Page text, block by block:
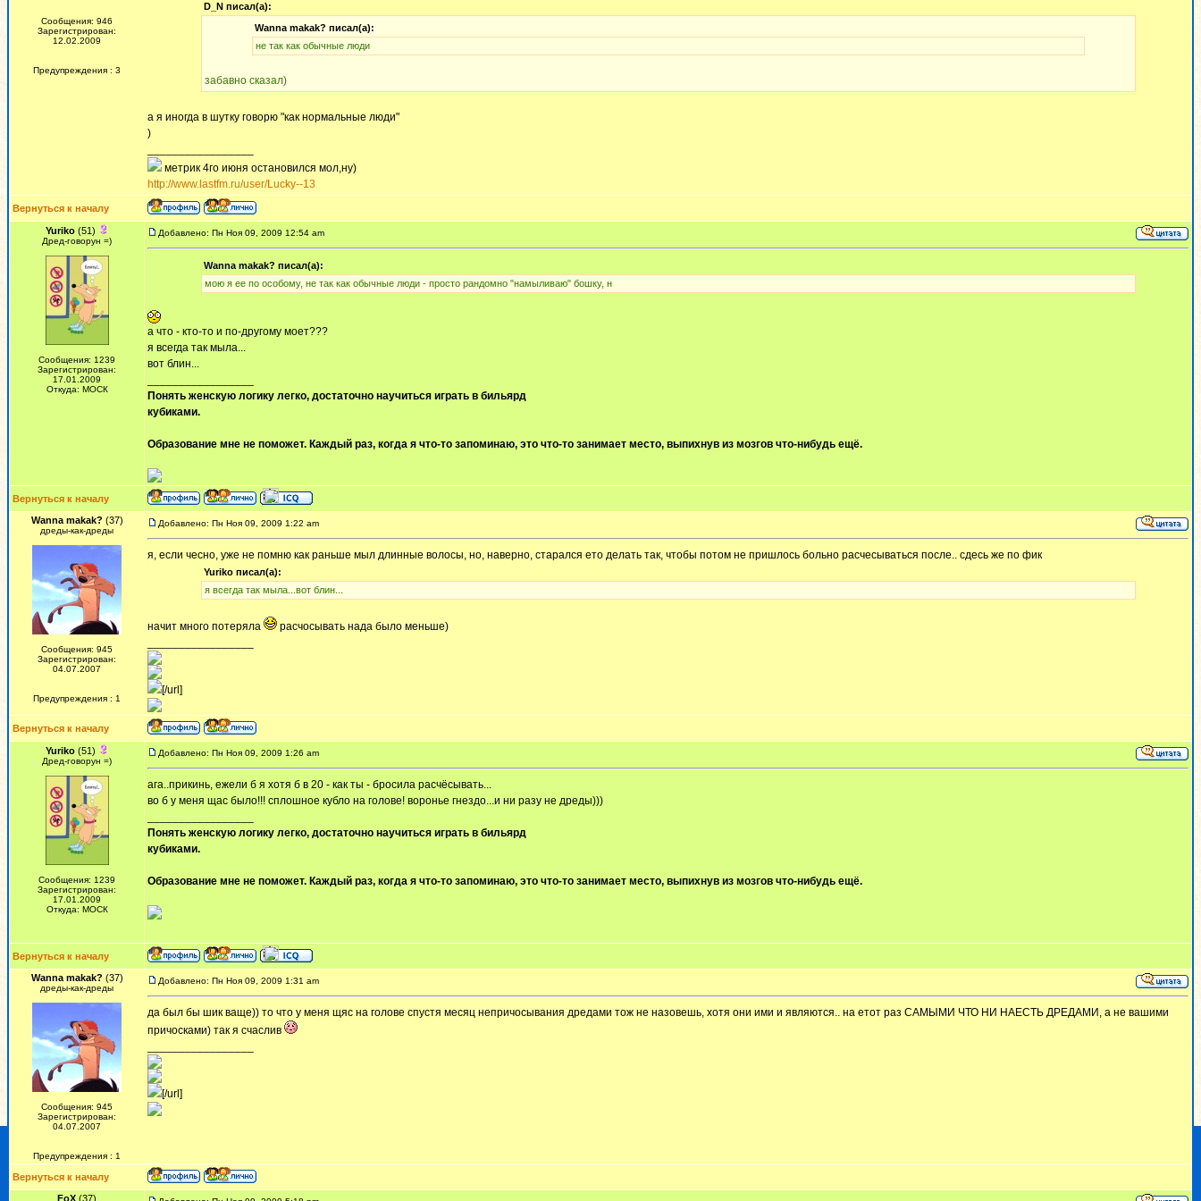
Сообщения: 946
Зарегистрирован:
12.02.2009
Предупреждения : 3
D_N писал(а):
Wanna makak? писал(а):
не так как обычные люди
забавно сказал)
а я иногда в шутку говорю "как нормальные люди"
)
метрик 4го июня остановился мол,ну)
http://www.lastfm.ru/user/Lucky--13
Вернуться к началу
Yuriko (51)
Дред-говорун =)
Сообщения: 1239
Зарегистрирован:
17.01.2009
Откуда: МОСК
Добавлено: Пн Ноя 09, 2009 12:54 am
Wanna makak? писал(а):
мою я ее по особому, не так как обычные люди - просто рандомно "намыливаю" бошку, н
а что - кто-то и по-другому моет???
я всегда так мыла...
вот блин...
Понять женскую логику легко, достаточно научиться играть в бильярд
кубиками.
Образование мне не поможет. Каждый раз, когда я что-то запоминаю, это что-то занимает место, выпихнув из мозгов что-нибудь ещё.
Вернуться к началу
Wanna makak? (37)
дреды-как-дреды
Сообщения: 945
Зарегистрирован:
04.07.2007
Предупреждения : 1
Добавлено: Пн Ноя 09, 2009 1:22 am
я, если чесно, уже не помню как раньше мыл длинные волосы, но, наверно, старался ето делать так, чтобы потом не пришлось больно расчесываться после.. сдесь же по фик
Yuriko писал(а):
я всегда так мыла...вот блин...
начит много потеряла
расчосывать нада было меньше)
[/url]
Вернуться к началу
Yuriko (51)
Дред-говорун =)
Сообщения: 1239
Зарегистрирован:
17.01.2009
Откуда: МОСК
Добавлено: Пн Ноя 09, 2009 1:26 am
ага..прикинь, ежели б я хотя б в 20 - как ты - бросила расчёсывать...
во б у меня щас было!!! сплошное кубло на голове! воронье гнездо...и ни разу не дреды)))
Понять женскую логику легко, достаточно научиться играть в бильярд
кубиками.
Образование мне не поможет. Каждый раз, когда я что-то запоминаю, это что-то занимает место, выпихнув из мозгов что-нибудь ещё.
Вернуться к началу
Wanna makak? (37)
дреды-как-дреды
Сообщения: 945
Зарегистрирован:
04.07.2007
Предупреждения : 1
Добавлено: Пн Ноя 09, 2009 1:31 am
да был бы шик ваще)) то что у меня щяс на голове спустя месяц непричосывания дредами тож не назовешь, хотя они ими и являются.. на етот раз САМЫМИ ЧТО НИ НАЕСТЬ ДРЕДАМИ, а не вашими
причосками) так я счаслив
[/url]
Вернуться к началу
FoX (37)